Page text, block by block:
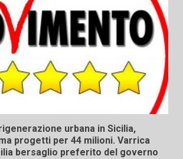
urbana in Sicilia,
progetti per 44 milioni. Varrica
bersaglio preferito del governo